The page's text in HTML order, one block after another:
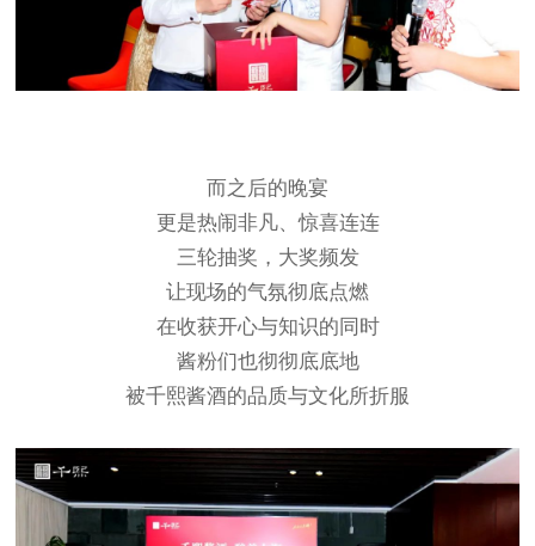
而之后的晚宴
更是热闹非凡、惊喜连连
三轮抽奖，大奖频发
让现场的气氛彻底点燃
在收获开心与知识的同时
酱粉们也彻彻底底地
被千熙酱酒的品质与文化所折服